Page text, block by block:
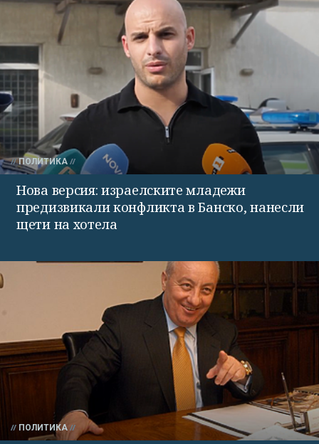
ПОЛИТИКА
Нова версия: израелските младежи
предизвикали конфликта в Банско, нанесли
щети на хотела
ПОЛИТИКА